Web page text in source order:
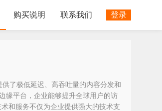
登录
购买说明 联系我们
了极低延迟、高吞吐量的内容分发和
缘平台，企业能够提升全球用户的访
和服务不仅为企业提供强大的技术支